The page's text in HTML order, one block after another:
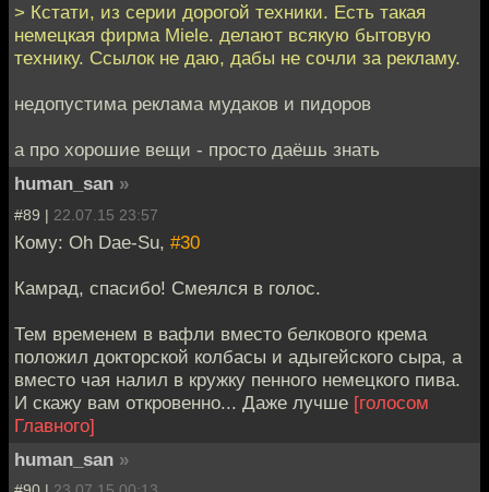
> Кстати, из серии дорогой техники. Есть такая
немецкая фирма Miele. делают всякую бытовую
технику. Ссылок не даю, дабы не сочли за рекламу.
недопустима реклама мудаков и пидоров
а про хорошие вещи - просто даёшь знать
human_san »
#89 | 22.07.15 23:57
Кому: Oh Dae-Su, #30
Камрад, спасибо! Смеялся в голос.
Тем временем в вафли вместо белкового крема
положил докторской колбасы и адыгейского сыра, а
вместо чая налил в кружку пенного немецкого пива.
И скажу вам откровенно... Даже лучше [голосом
Главного]
human_san »